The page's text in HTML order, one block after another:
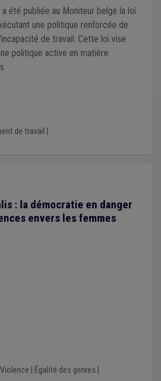
été publiée au Moniteur belge la loi
une politique renforcée de
de travail. Cette loi vise
politique active en matière
de travail
: la démocratie en danger
envers les femmes
Violence Égalité des genres